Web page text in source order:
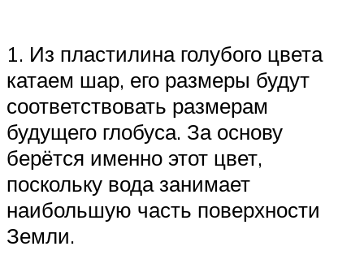
1. Из пластилина голубого цвета
катаем шар, его размеры будут
соответствовать размерам
будущего глобуса. За основу
берётся именно этот цвет,
поскольку вода занимает
наибольшую часть поверхности
Земли.